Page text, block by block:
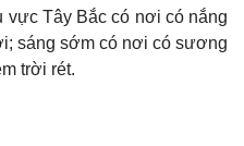
vực Tây Bắc có nơi có nắng
sáng sớm có nơi có sương
trời rét.